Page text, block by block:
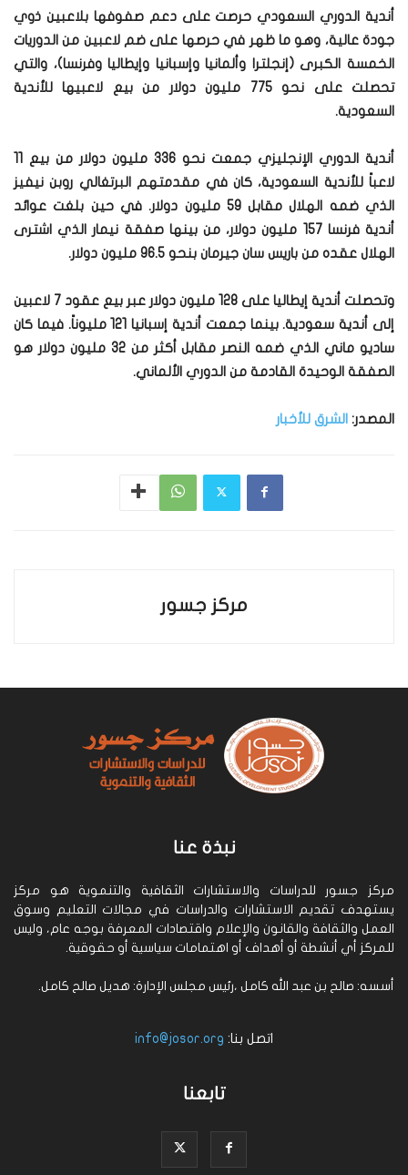
أندية الدوري السعودي حرصت على دعم صفوفها بلاعبين ذوي
جودة عالية، وهو ما ظهر في حرصها على ضم لاعبين من الدوريات
الخمسة الكبرى (إنجلترا وألمانيا وإسبانيا وإيطاليا وفرنسا)، والتي
تحصلت على نحو 775 مليون دولار من بيع لاعبيها للأندية
السعودية.
أندية الدوري الإنجليزي جمعت نحو 336 مليون دولار من بيع 11
لاعباً للأندية السعودية، كان في مقدمتهم البرتغالي روبن نيفيز
الذي ضمه الهلال مقابل 59 مليون دولار. في حين بلغت عوائد
أندية فرنسا 157 مليون دولار، من بينها صفقة نيمار الذي اشترى
الهلال عقده من باريس سان جيرمان بنحو 96.5 مليون دولار.
وتحصلت أندية إيطاليا على 128 مليون دولار عبر بيع عقود 7 لاعبين
إلى أندية سعودية. بينما جمعت أندية إسبانيا 121 مليوناً. فيما كان
ساديو ماني الذي ضمه النصر مقابل أكثر من 32 مليون دولار هو
الصفقة الوحيدة القادمة من الدوري الألماني.
المصدر: الشرق للأخبار
مركز جسور
نبذة عنا
مركز جسور للدراسات والاستشارات الثقافية والتنموية هو مركز
يستهدف تقديم الاستشارات والدراسات في مجالات التعليم وسوق
العمل والثقافة والقانون والإعلام واقتصادات المعرفة بوجه عام، وليس
للمركز أي أنشطة أو أهداف أو اهتمامات سياسية أو حقوقية.
أسسه: صالح بن عبد الله كامل ،رئيس مجلس الإدارة: هديل صالح كامل.
اتصل بنا: info@josor.org
تابعنا